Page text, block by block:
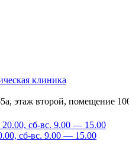
этаж второй, помещение
сб-вс. 9.00 — 15.00
сб-вс. 9.00 — 15.00